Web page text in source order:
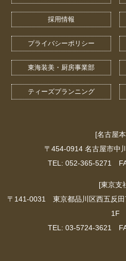
採用情報
プライバシーポリシー
東海装美・厨房事業部
ティーズプランニング
[名古屋
〒454-0914 名古屋市中
TEL: 052-365-5271
[東京支
〒141-0031 東京都品川区西五反
1F
TEL: 03-5724-3621